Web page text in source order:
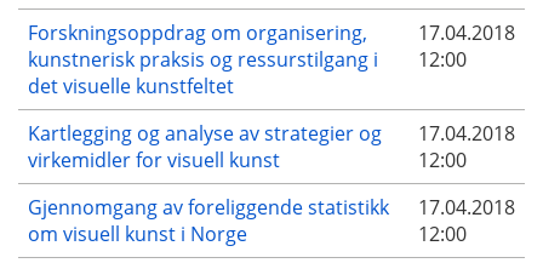
Forskningsoppdrag om organisering,
kunstnerisk praksis og ressurstilgang i
det visuelle kunstfeltet
17.04.2018
12:00
Kartlegging og analyse av strategier og
virkemidler for visuell kunst
17.04.2018
12:00
Gjennomgang av foreliggende statistikk
om visuell kunst i Norge
17.04.2018
12:00